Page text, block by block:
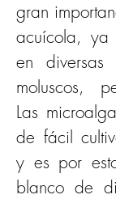
gran
acuícola, ya
en
moluscos,
Las
de fácil
y es por
blanco de